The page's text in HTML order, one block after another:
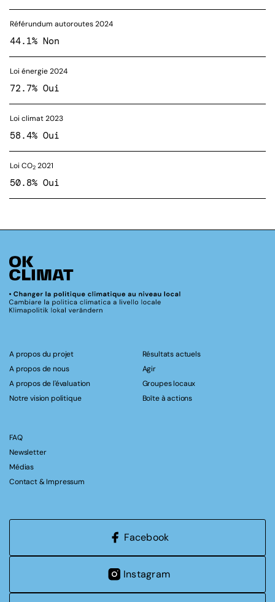
Référundum autoroutes 2024
44.1% Non
Loi énergie 2024
72.7% Oui
Loi climat 2023
58.4% Oui
Loi CO2 2021
50.8% Oui
A propos du projet
A propos de nous
A propos de l'évaluation
Notre vision politique
Résultats actuels
Agir
Groupes locaux
Boîte à actions
FAQ
Newsletter
Médias
Contact & Impressum
Facebook
Instagram